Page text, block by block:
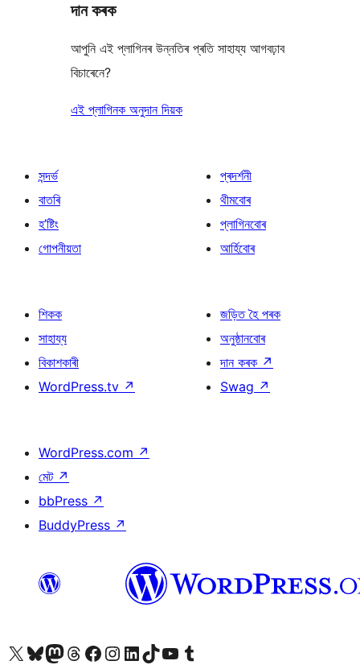
দান কৰক
আপুনি এই প্লাগিনৰ উন্নতিৰ প্ৰতি সাহায্য আগবঢ়াব
বিচাৰেনে?
এই প্লাগিনক অনুদান দিয়ক
সন্দৰ্ভ
বাতৰি
হ’ষ্টিং
গোপনীয়তা
প্ৰদৰ্শনী
থীমবোৰ
প্লাগিনবোৰ
আৰ্হিবোৰ
শিকক
সাহায্য
বিকাশকাৰী
WordPress.tv ↗
জড়িত হৈ পৰক
অনুষ্ঠানবোৰ
দান কৰক ↗
Swag ↗
WordPress.com ↗
মেট ↗
bbPress ↗
BuddyPress ↗
আমাৰ X (আগৰ Twitter) একাউণ্টলৈ যাওকআমাৰ Bluesky একাউণ্টলৈ যাওকআমাৰ Mastodon একাউণ্টলৈ যাওকআমাৰ Threads একাউণ্টলৈ যাওকআমাৰ Facebook পৃষ্ঠালৈ যাওকআমাৰ Instagram একাউণ্টলৈ যাওকআমাৰ LinkedIn একাউণ্টলৈ যাওকআমাৰ TikTok একাউণ্টলৈ যাওকআমাৰ YouTube চেনেললৈ যাওকআমাৰ Tumblr একাউণ্টলৈ যাওক